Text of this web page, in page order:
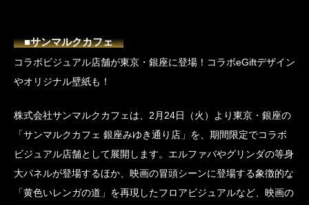
■サンマルクカフェ
コラボビジュアル店舗が東京・銀座に登場！コラボeGiftデザイン
やオリジナル壁紙も！
株式会社サンマルクカフェは、2月24日（火）より東京・銀座の
「サンマルクカフェ 銀座みゆき通り店」を、期間限定でコラボ
ビジュアル店舗として展開します。エルファバやグリンダの等身
大パネルが登場するほか、映画の冒頭シーンに登場する象徴的な
「黄色いレンガの道」を再現したフロアビジュアルなど、映画の